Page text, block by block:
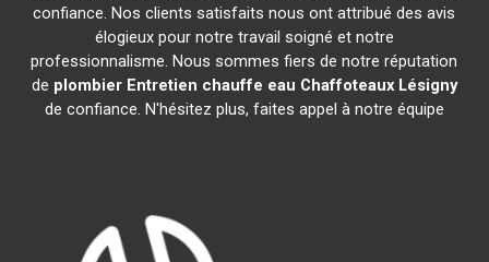
confiance. Nos clients satisfaits nous ont attribué des avis
élogieux pour notre travail soigné et notre
professionnalisme. Nous sommes fiers de notre réputation
de plombier Entretien chauffe eau Chaffoteaux Lésigny
de confiance. N'hésitez plus, faites appel à notre équipe